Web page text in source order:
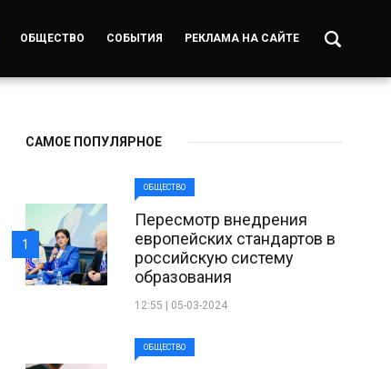
ОБЩЕСТВО СОБЫТИЯ РЕКЛАМА НА САЙТЕ
САМОЕ ПОПУЛЯРНОЕ
ОБЩЕСТВО
Пересмотр внедрения
европейских стандартов в
российскую систему
образования
12:55 | 05-03-2024
1
ОБЩЕСТВО